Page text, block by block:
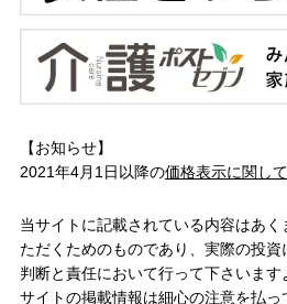
【お知らせ】
2021年4月1日以降の価格表示に関して
当サイトに記載されている内容はあ
ただくためのものであり、実際の投
判断と責任において行って下さいま
サイトの掲載情報は細心の注意を払